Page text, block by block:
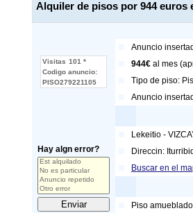
Alquiler de pisos por 944 euros
Visitas 101 *
Codigo anuncio:
PISO279221105
Anuncio
944€ al mes
Tipo de piso:
Anuncio
Lekeitio -
Hay algn error?
Direccin:
Buscar en el
Piso amueblado